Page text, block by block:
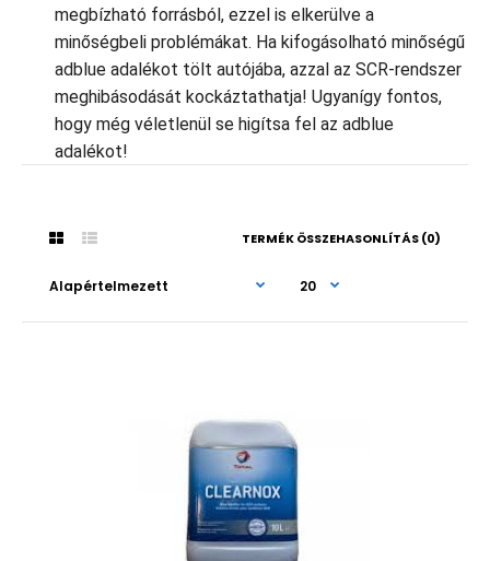
megbízható forrásból, ezzel is elkerülve a
minőségbeli problémákat. Ha kifogásolható minőségű
adblue adalékot tölt autójába, azzal az SCR-rendszer
meghibásodását kockáztathatja! Ugyanígy fontos,
hogy még véletlenül se higítsa fel az adblue
adalékot!
TERMÉK ÖSSZEHASONLÍTÁS (0)